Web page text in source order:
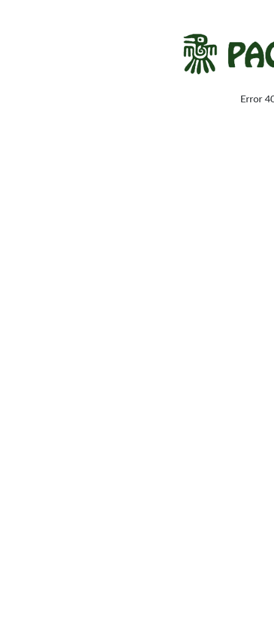
Error